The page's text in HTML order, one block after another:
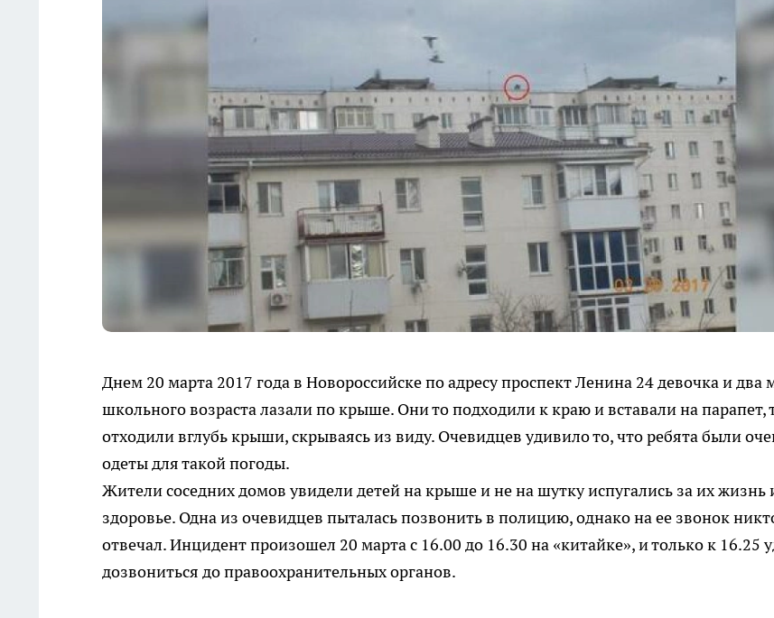
Днем 20 марта 2017 года в Новороссийске по адресу проспект Ленина 24 девочка и два
школьного возраста лазали по крыше. Они то подходили к краю и вставали на парапет,
отходили вглубь крыши, скрываясь из виду. Очевидцев удивило то, что ребята были
одеты для такой погоды.
Жители соседних домов увидели детей на крыше и не на шутку испугались за их жизнь
здоровье. Одна из очевидцев пыталась позвонить в полицию, однако на ее звонок
отвечал. Инцидент произошел 20 марта с 16.00 до 16.30 на «китайке», и только к 16.25
дозвониться до правоохранительных органов.